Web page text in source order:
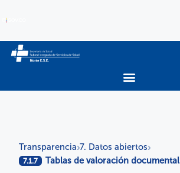
Transparencia›7. Datos abiertos›
7.1.7 Tablas de valoración documental